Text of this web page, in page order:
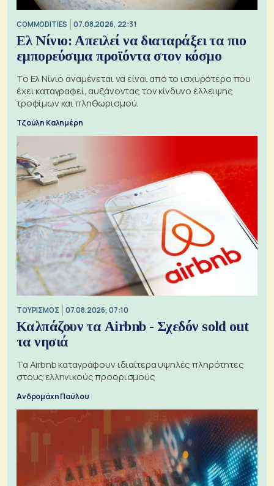
COMMODITIES 07.08.2026, 22:31
Ελ Νίνιο: Απειλεί να διαταράξει τα πιο
εμπορεύσιμα προϊόντα στον κόσμο
Το Ελ Νίνιο αναμένεται να είναι από το ισχυρότερο που
έχει καταγραφεί, αυξάνοντας τον κίνδυνο έλλειψης
τροφίμων και πληθωρισμού.
Τζούλη Καλημέρη
ΤΟΥΡΙΣΜΟΣ 07.08.2026, 07:10
Καλπάζουν τα Airbnb - Σχεδόν sold out
τα νησιά
Τα Airbnb καταγράφουν ιδιαίτερα υψηλές πληρότητες
στους ελληνικούς προορισμούς
Ανδρομάχη Παύλου